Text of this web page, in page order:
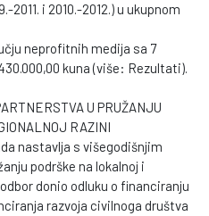
i 2010.-2012.) u ukupnom
neprofitnih medija sa 7
kuna (više: Rezultati).
U PRUŽANJU
RAZINI
nastavlja s višegodišnjim
podrške na lokalnoj i
donio odluku o financiranju
razvoja civilnoga društva